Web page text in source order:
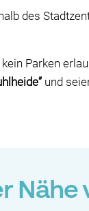
des
Parken
und
Nähe